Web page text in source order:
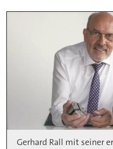
Gerhard Rall mit seiner